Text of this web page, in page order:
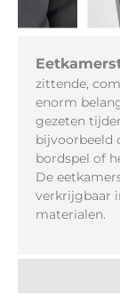
zittende,
enorm
gezeten
bijvoorbeeld
bordspel of
De
verkrijgbaar
materialen.